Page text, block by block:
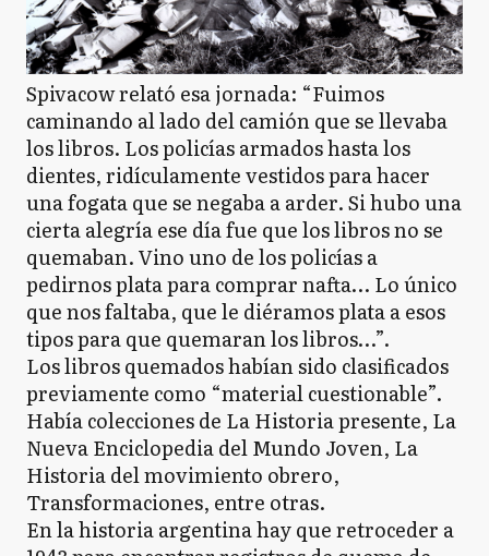
Spivacow relató esa jornada: “Fuimos
caminando al lado del camión que se llevaba
los libros. Los policías armados hasta los
dientes, ridículamente vestidos para hacer
una fogata que se negaba a arder. Si hubo una
cierta alegría ese día fue que los libros no se
quemaban. Vino uno de los policías a
pedirnos plata para comprar nafta… Lo único
que nos faltaba, que le diéramos plata a esos
tipos para que quemaran los libros…”.
Los libros quemados habían sido clasificados
previamente como “material cuestionable”.
Había colecciones de La Historia presente, La
Nueva Enciclopedia del Mundo Joven, La
Historia del movimiento obrero,
Transformaciones, entre otras.
En la historia argentina hay que retroceder a